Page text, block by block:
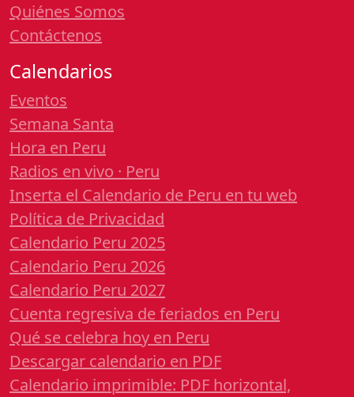
Quiénes Somos
Contáctenos
Calendarios
Eventos
Semana Santa
Hora en Peru
Radios en vivo · Peru
Inserta el Calendario de Peru en tu web
Política de Privacidad
Calendario Peru 2025
Calendario Peru 2026
Calendario Peru 2027
Cuenta regresiva de feriados en Peru
Qué se celebra hoy en Peru
Descargar calendario en PDF
Calendario imprimible: PDF horizontal,